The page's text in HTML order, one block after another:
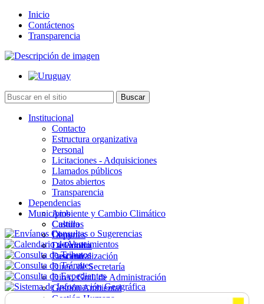
Inicio
Contáctenos
Transparencia
Institucional
Contacto
Estructura organizativa
Personal
Licitaciones - Adquisiciones
Llamados públicos
Datos abiertos
Transparencia
Dependencias
Ambiente y Cambio Climático
Cultura
Deportes
Desarrollo
Descentralización
Direc. de Secretaría
Direc. Gral. de Administración
Gestión Ambiental
Gestión Humana
Municipios
Castillos
Chuy
La Paloma
Lascano